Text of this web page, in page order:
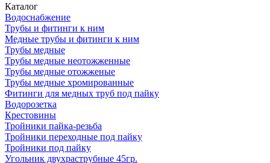
Каталог
Водоснабжение
Трубы и фитинги к ним
Медные трубы и фитинги к ним
Трубы медные
Трубы медные неотожженные
Трубы медные отожженые
Трубы медные хромированные
Фитинги для медных труб под пайку
Водорозетка
Крестовины
Тройники пайка-резьба
Тройники переходные под пайку
Тройники под пайку
Угольник двухраструбные 45гр.